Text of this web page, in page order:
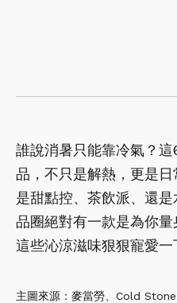
誰說消暑只能靠冷氣？
品，不只是解熱，更是
是甜點控、茶飲派、還
品圈絕對有一款是為你
這些沁涼滋味狠狠寵愛一
主圖來源：麥當勞、Cold Stone